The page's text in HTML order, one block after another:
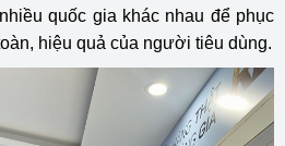
quốc gia khác nhau để phục
hiệu quả của người tiêu dùng.